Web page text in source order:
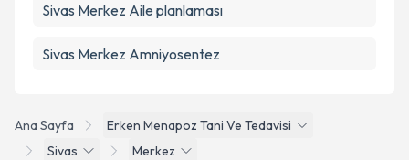
Ana Sayfa
Erken Menapoz Tani Ve Tedavisi
Sivas
Merkez
Sivas Merkez Aile planlaması
Sivas Merkez Amniyosentez